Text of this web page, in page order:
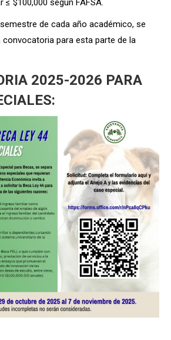
≤ $100,000 según FAFSA.
de cada año académico, se
convocatoria para esta parte de la
2025-2026 PARA